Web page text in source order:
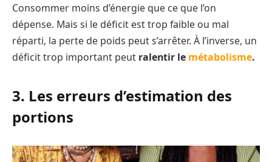
Consommer moins d’énergie que ce que l’on
dépense. Mais si le déficit est trop faible ou mal
réparti, la perte de poids peut s’arrêter. À l’inverse, un
déficit trop important peut ralentir le métabolisme.
3. Les erreurs d’estimation des
portions